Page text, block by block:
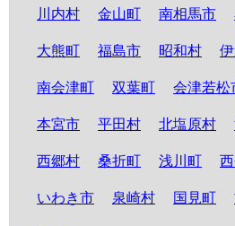
川内村 金山町 南相馬市
大熊町 福島市 昭和村
南会津町 双葉町 会津若松
本宮市 平田村 北塩原村
西郷村 桑折町 浅川町
いわき市 泉崎村 国見町